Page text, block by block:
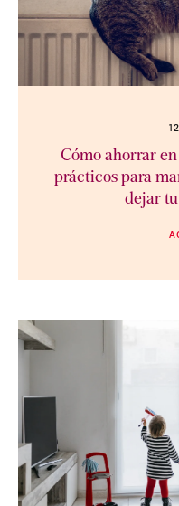
Cómo ahorrar
prácticos para
dejar